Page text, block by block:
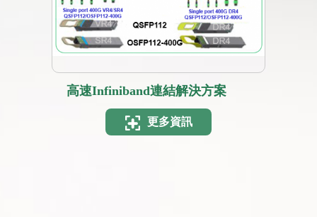
高速Infiniband連結解決方案
更多資訊